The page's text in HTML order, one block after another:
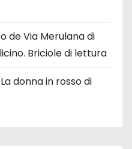
de Via Merulana di
Briciole di lettura
donna in rosso di